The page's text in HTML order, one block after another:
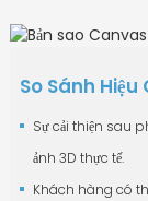
So Sánh Hiệu
Sự cải thiện sau
ảnh 3D thực tế.
Khách hàng có